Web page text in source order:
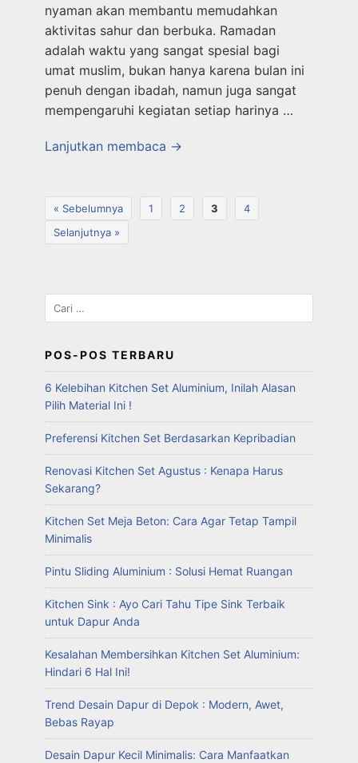
nyaman akan membantu memudahkan
aktivitas sahur dan berbuka. Ramadan
adalah waktu yang sangat spesial bagi
umat muslim, bukan hanya karena bulan ini
penuh dengan ibadah, namun juga sangat
mempengaruhi kegiatan setiap harinya …
Lanjutkan membaca →
« Sebelumnya 1 2 3
4
Selanjutnya »
POS-POS TERBARU
6 Kelebihan Kitchen Set Aluminium, Inilah Alasan
Pilih Material Ini !
Preferensi Kitchen Set Berdasarkan Kepribadian
Renovasi Kitchen Set Agustus : Kenapa Harus
Sekarang?
Kitchen Set Meja Beton: Cara Agar Tetap Tampil
Minimalis
Pintu Sliding Aluminium : Solusi Hemat Ruangan
Kitchen Sink : Ayo Cari Tahu Tipe Sink Terbaik
untuk Dapur Anda
Kesalahan Membersihkan Kitchen Set Aluminium:
Hindari 6 Hal Ini!
Trend Desain Dapur di Depok : Modern, Awet,
Bebas Rayap
Desain Dapur Kecil Minimalis: Cara Manfaatkan